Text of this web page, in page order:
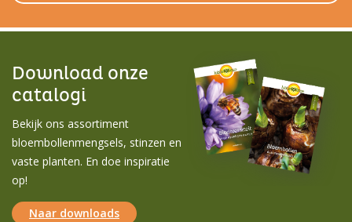
Download onze
catalogi
Bekijk ons assortiment
bloembollenmengsels, stinzen en
vaste planten. En doe inspiratie
op!
Naar downloads